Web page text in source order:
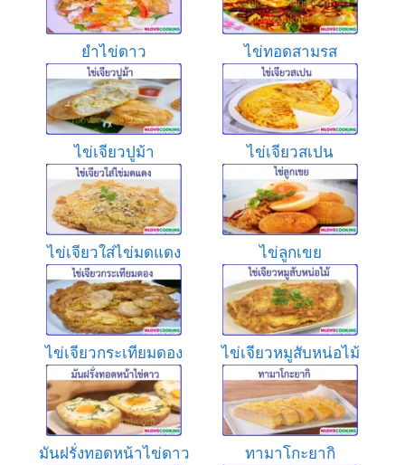
ยำไข่ดาว ไข่ทอดสามรส
ไข่เจียวปูม้า ไข่เจียวสเปน
ไข่เจียวใส่ไข่มดแดง ไข่ลูกเขย
ไข่เจียวกระเทียมดอง ไข่เจียวหมูสับหน่อไม้
มันฝรั่งทอดหน้าไข่ดาว ทามาโกะยากิ